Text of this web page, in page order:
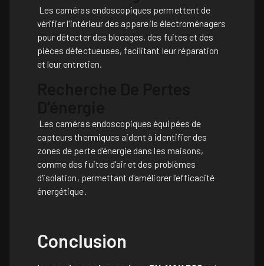
Les caméras endoscopiques permettent de
vérifier l'intérieur des appareils électroménagers
pour détecter des blocages, des fuites et des
pièces défectueuses, facilitant leur réparation
et leur entretien.
Les caméras endoscopiques équipées de
capteurs thermiques aident à identifier des
zones de perte d'énergie dans les maisons,
comme des fuites d'air et des problèmes
d'isolation, permettant d'améliorer l'efficacité
énergétique.
Conclusion